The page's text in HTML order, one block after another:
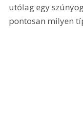
utólag egy
pontosan milyen